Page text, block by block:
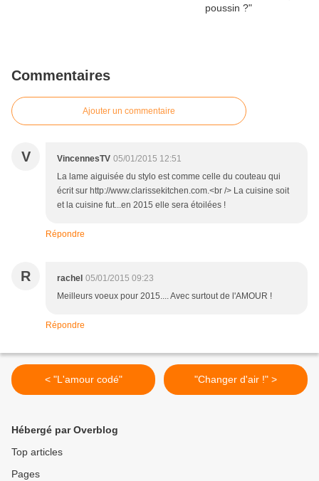
Commentaires
Ajouter un commentaire
V VincennesTV 05/01/2015 12:51
La lame aiguisée du stylo est comme celle du couteau qui
écrit sur http://www.clarissekitchen.com.<br /> La cuisine soit
et la cuisine fut...en 2015 elle sera étoilées !
Répondre
R rachel 05/01/2015 09:23
Meilleurs voeux pour 2015.... Avec surtout de l'AMOUR !
Répondre
< "L'amour codé" "Changer d'air !" >
Hébergé par Overblog
Top articles
Pages